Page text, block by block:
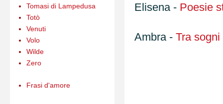
Elisena - Poesie
Ambra - Tra
Tomasi di Lampedusa
Totò
Venuti
Volo
Wilde
Zero
Frasi d'amore